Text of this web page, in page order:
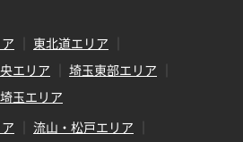
東北道エリア
エリア
埼玉東部エリア
玉エリア
流山・松戸エリア